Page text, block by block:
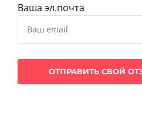
Ваша эл.почта